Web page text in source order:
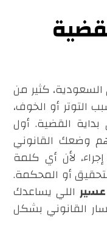
كثير من
أو الخوف،
القضية. أول
وضعك القانوني
لأن أي كلمة
أو المحكمة.
اللي يساعدك
القانوني بشكل